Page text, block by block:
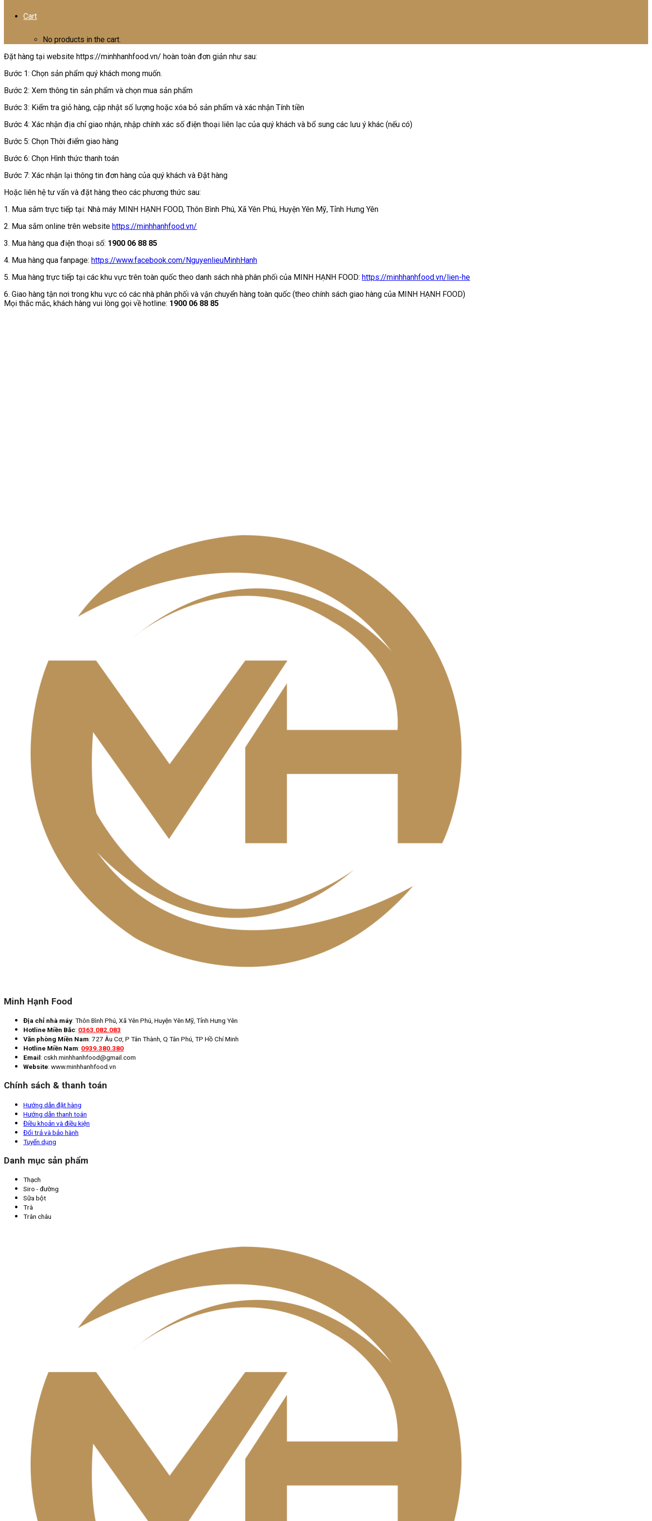
Cart
No products in the cart.
Đặt hàng tại website https://minhhanhfood.vn/ hoàn toàn đơn giản như sau:
Bước 1: Chọn sản phẩm quý khách mong muốn.
Bước 2: Xem thông tin sản phẩm và chọn mua sản phẩm
Bước 3: Kiểm tra giỏ hàng, cập nhật số lượng hoặc xóa bỏ sản phẩm và xác nhận Tính tiền
Bước 4: Xác nhận địa chỉ giao nhận, nhập chính xác số điện thoại liên lạc của quý khách và bổ sung các lưu ý khác (nếu có)
Bước 5: Chọn Thời điểm giao hàng
Bước 6: Chọn Hình thức thanh toán
Bước 7: Xác nhận lại thông tin đơn hàng của quý khách và Đặt hàng
Hoặc liên hệ tư vấn và đặt hàng theo các phương thức sau:
1. Mua sắm trực tiếp tại: Nhà máy MINH HẠNH FOOD, Thôn Bình Phú, Xã Yên Phú, Huyện Yên Mỹ, Tỉnh Hưng Yên
2. Mua sắm online trên website https://minhhanhfood.vn/
3. Mua hàng qua điện thoại số: 1900 06 88 85
4. Mua hàng qua fanpage: https://www.facebook.com/NguyenlieuMinhHanh
5. Mua hàng trực tiếp tại các khu vực trên toàn quốc theo danh sách nhà phân phối của MINH HẠNH FOOD: https://minhhanhfood.vn/lien-he
6. Giao hàng tận nơi trong khu vực có các nhà phân phối và vận chuyển hàng toàn quốc (theo chính sách giao hàng của MINH HẠNH FOOD)
Mọi thắc mắc, khách hàng vui lòng gọi về hotline: 1900 06 88 85
Minh Hạnh Food
Địa chỉ nhà máy: Thôn Bình Phú, Xã Yên Phú, Huyện Yên Mỹ, Tỉnh Hưng Yên
Hotline Miền Bắc: 0363.082.083
Văn phòng Miền Nam: 727 Âu Cơ, P Tân Thành, Q Tân Phú, TP Hồ Chí Minh
Hotline Miền Nam: 0939.380.380
Email: cskh.minhhanhfood@gmail.com
Website: www.minhhanhfood.vn
Chính sách & thanh toán
Hướng dẫn đặt hàng
Hướng dẫn thanh toán
Điều khoản và điều kiện
Đổi trả và bảo hành
Tuyển dụng
Danh mục sản phẩm
Thạch
Siro - đường
Sữa bột
Trà
Trân châu